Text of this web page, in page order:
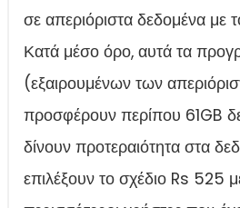
σε απεριόριστα δεδομένα με
Κατά μέσο όρο, αυτά τα
(εξαιρουμένων των
προσφέρουν περίπου 61GB
δίνουν προτεραιότητα στα
επιλέξουν το σχέδιο Rs 525